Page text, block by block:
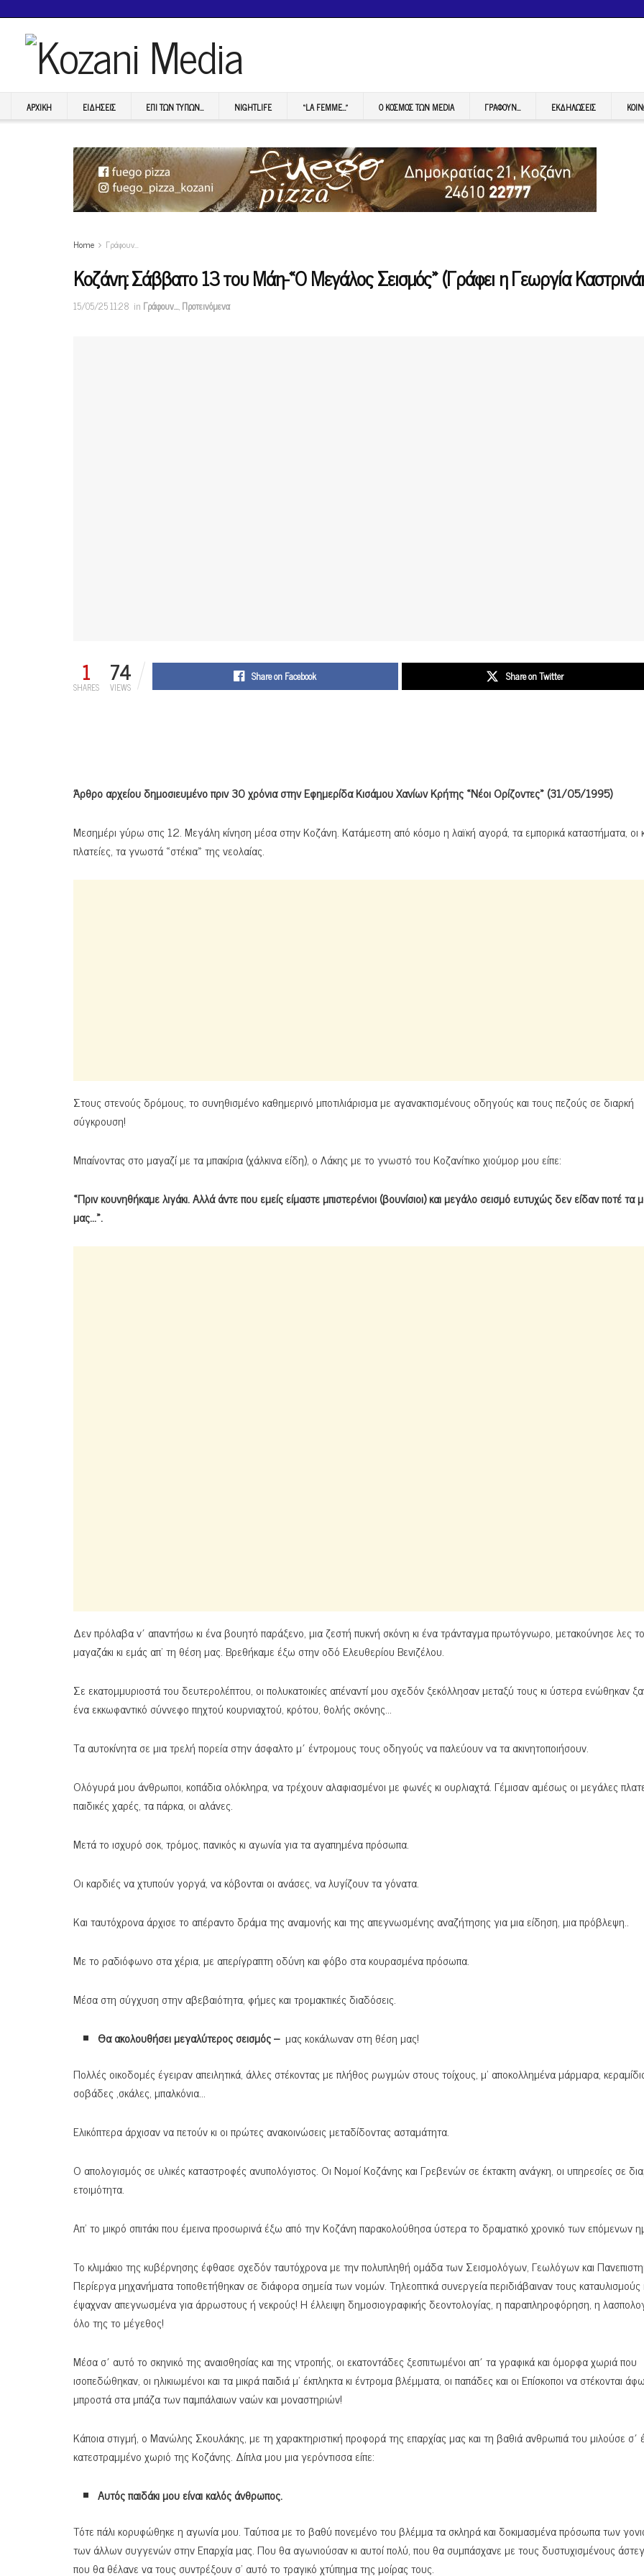
ΑΡΧΙΚΉ ΕΙΔΉΣΕΙΣ ΕΠI ΤΩΝ ΤΥΠΩΝ… NIGHTLIFE “LA FEMME…” Ο ΚΟΣΜΟΣ ΤΩΝ MEDIA ΓΡΆΦΟΥΝ… ΕΚΔΗΛΏΣΕΙΣ
Home Γράφουν…
Κοζάνη: Σάββατο 13 του Μάη-«Ο Μεγάλος Σεισμός» (Γράφει η Γεωργία
15/05/25 11:28 in Γράφουν…,Προτεινόμενα
1
SHARES 74
VIEWS
Share on Facebook Share on Twitter
Άρθρο αρχείου δημοσιευμένο πριν 30 χρόνια στην Εφημερίδα Κισάμου Χανίων Κρήτης «Νέοι Ορίζοντες» (31/05/1995)
Μεσημέρι γύρω στις 12. Μεγάλη κίνηση μέσα στην Κοζάνη. Κατάμεστη από κόσμο η λαϊκή αγορά, τα εμπορικά καταστήματα, οι
πλατείες, τα γνωστά «στέκια» της νεολαίας.
Στους στενούς δρόμους, το συνηθισμένο καθημερινό μποτιλιάρισμα με αγανακτισμένους οδηγούς και τους πεζούς σε διαρκή
σύγκρουση!
Μπαίνοντας στο μαγαζί με τα μπακίρια (χάλκινα είδη), ο Λάκης με το γνωστό του Κοζανίτικο χιούμορ μου είπε:
«Πριν κουνηθήκαμε λιγάκι. Αλλά άντε που εμείς είμαστε μπιστερένιοι (βουνίσιοι) και μεγάλο σεισμό ευτυχώς δεν είδαν ποτέ τα
μας…».
Δεν πρόλαβα ν΄ απαντήσω κι ένα βουητό παράξενο, μια ζεστή πυκνή σκόνη κι ένα τράνταγμα πρωτόγνωρο, μετακούνησε λες
μαγαζάκι κι εμάς απ’ τη θέση μας. Βρεθήκαμε έξω στην οδό Ελευθερίου Βενιζέλου.
Σε εκατομμυριοστά του δευτερολέπτου, οι πολυκατοικίες απέναντί μου σχεδόν ξεκόλλησαν μεταξύ τους κι ύστερα ενώθηκαν
ένα εκκωφαντικό σύννεφο πηχτού κουρνιαχτού, κρότου, θολής σκόνης…
Τα αυτοκίνητα σε μια τρελή πορεία στην άσφαλτο μ΄ έντρομους τους οδηγούς να παλεύουν να τα ακινητοποιήσουν.
Ολόγυρά μου άνθρωποι, κοπάδια ολόκληρα, να τρέχουν αλαφιασμένοι με φωνές κι ουρλιαχτά. Γέμισαν αμέσως οι μεγάλες
παιδικές χαρές, τα πάρκα, οι αλάνες.
Μετά το ισχυρό σοκ, τρόμος, πανικός κι αγωνία για τα αγαπημένα πρόσωπα.
Οι καρδιές να χτυπούν γοργά, να κόβονται οι ανάσες, να λυγίζουν τα γόνατα.
Και ταυτόχρονα άρχισε το απέραντο δράμα της αναμονής και της απεγνωσμένης αναζήτησης για μια είδηση, μια πρόβλεψη..
Με το ραδιόφωνο στα χέρια, με απερίγραπτη οδύνη και φόβο στα κουρασμένα πρόσωπα.
Μέσα στη σύγχυση στην αβεβαιότητα, φήμες και τρομακτικές διαδόσεις.
Θα ακολουθήσει μεγαλύτερος σεισμός –μας κοκάλωναν στη θέση μας!
Πολλές οικοδομές έγειραν απειλητικά, άλλες στέκοντας με πλήθος ρωγμών στους τοίχους, μ’ αποκολλημένα μάρμαρα,
σοβάδες ,σκάλες, μπαλκόνια…
Ελικόπτερα άρχισαν να πετούν κι οι πρώτες ανακοινώσεις μεταδίδοντας ασταμάτητα.
Ο απολογισμός σε υλικές καταστροφές ανυπολόγιστος. Οι Νομοί Κοζάνης και Γρεβενών σε έκτακτη ανάγκη, οι υπηρεσίες σε
ετοιμότητα.
Απ’ το μικρό σπιτάκι που έμεινα προσωρινά έξω από την Κοζάνη παρακολούθησα ύστερα το δραματικό χρονικό των επόμενων
Το κλιμάκιο της κυβέρνησης έφθασε σχεδόν ταυτόχρονα με την πολυπληθή ομάδα των Σεισμολόγων, Γεωλόγων και
Περίεργα μηχανήματα τοποθετήθηκαν σε διάφορα σημεία των νομών. Τηλεοπτικά συνεργεία περιδιάβαιναν τους καταυλισμούς
έψαχναν απεγνωσμένα για άρρωστους ή νεκρούς! Η έλλειψη δημοσιογραφικής δεοντολογίας, η παραπληροφόρηση, η
όλο της το μέγεθος!
Μέσα σ΄ αυτό το σκηνικό της αναισθησίας και της ντροπής, οι εκατοντάδες ξεσπιτωμένοι απ΄ τα γραφικά και όμορφα χωριά που
ισοπεδώθηκαν, οι ηλικιωμένοι και τα μικρά παιδιά μ’ έκπληκτα κι έντρομα βλέμματα, οι παπάδες και οι Επίσκοποι να στέκονται
μπροστά στα μπάζα των παμπάλαιων ναών και μοναστηριών!
Κάποια στιγμή, ο Μανώλης Σκουλάκης, με τη χαρακτηριστική προφορά της επαρχίας μας και τη βαθιά ανθρωπιά του μιλούσε σ΄
κατεστραμμένο χωριό της Κοζάνης. Δίπλα μου μια γερόντισσα είπε:
Αυτός παιδάκι μου είναι καλός άνθρωπος.
Τότε πάλι κορυφώθηκε η αγωνία μου. Ταύτισα με το βαθύ πονεμένο του βλέμμα τα σκληρά και δοκιμασμένα πρόσωπα των
των άλλων συγγενών στην Επαρχία μας. Που θα αγωνιούσαν κι αυτοί πολύ, που θα συμπάσχανε με τους δυστυχισμένους
που θα θέλανε να τους συντρέξουν σ’ αυτό το τραγικό χτύπημα της μοίρας τους.